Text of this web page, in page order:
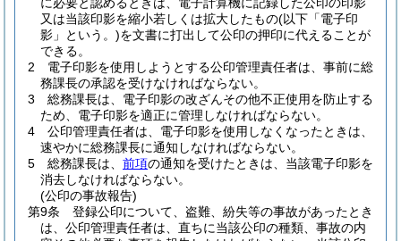
又は当該印影を縮小若しくは拡大したもの(以下「電子印
影」という。)を文書に打出して公印の押印に代えることが
できる。
2
電子印影を使用しようとする公印管理責任者は、事前に総
務課長の承認を受けなければならない。
3
総務課長は、電子印影の改ざんその他不正使用を防止する
ため、電子印影を適正に管理しなければならない。
4
公印管理責任者は、電子印影を使用しなくなったときは、
速やかに総務課長に通知しなければならない。
5
総務課長は、 前項の通知を受けたときは、当該電子印影を
消去しなければならない。
(公印の事故報告)
第9条
登録公印について、盗難、紛失等の事故があったとき
は、公印管理責任者は、直ちに当該公印の種類、事故の内